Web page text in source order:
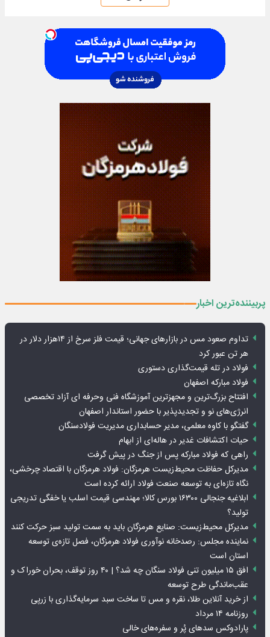
پربیننده‌ترین اخبار
تداوم صعود مس در بازارهای جهانی؛ قیمت فلز سرخ از ۱۴هزار دلار در
هر تن عبور کرد
فولاد در تله قیمت‌گذاری دستوری
فولاد مبارکه اصفهان
افتتاح بزرگ‌ترین و مجهزترین آموزشگاه فنی وحرفه ای آزاد تخصصی
انرژی‌های نو و تجدیدپذیر با حضور استاندار اصفهان
گفتگو با کاوه معلمی، مدیر حسابداری مدیریت فولادسنگان
حیات اکتشافات غدیر در هاله‌ای از ابهام
راهی که فولاد مبارکه پس از جنگ در پیش گرفت
مدیرکل حفاظت محیط‌زیست هرمزگان: فولاد هرمزگان با اقتصاد چرخشی،
نگاه تازه‌ای به توسعه صنعت فولاد ارائه کرده است
ابلاغیه جنجالی ۱۶۳۰۰ بورس کالا؛ مهندسی قیمت اسلب یا خفگی تدریجی
تولید؟
مدیرکل محیط‌زیست: صنایع هرمزگان باید به سمت تولید سبز حرکت کنند
نماینده مجلس: رصدخانه نوآوری فولاد هرمزگان، فصل تازه‌ی توسعه
استان است
افق ۱۵ میلیون تنی فولاد سنگان چه شد؟ | ۴۰ روز توقف، بحران خوراک و
عقب‌ماندگی طرح توسعه
از خرید آنلاین طلا، نقره و مس تا ساخت سبد سرمایه‌گذاری با زرپی
روزنامه ۱۴ مرداد
پارادوکس سدهای پُر و سفره‌های خالی